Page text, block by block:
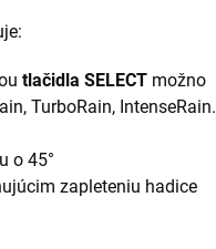
tlačidla SELECT možno
TurboRain, IntenseRain.
o 45°
zapleteniu hadice